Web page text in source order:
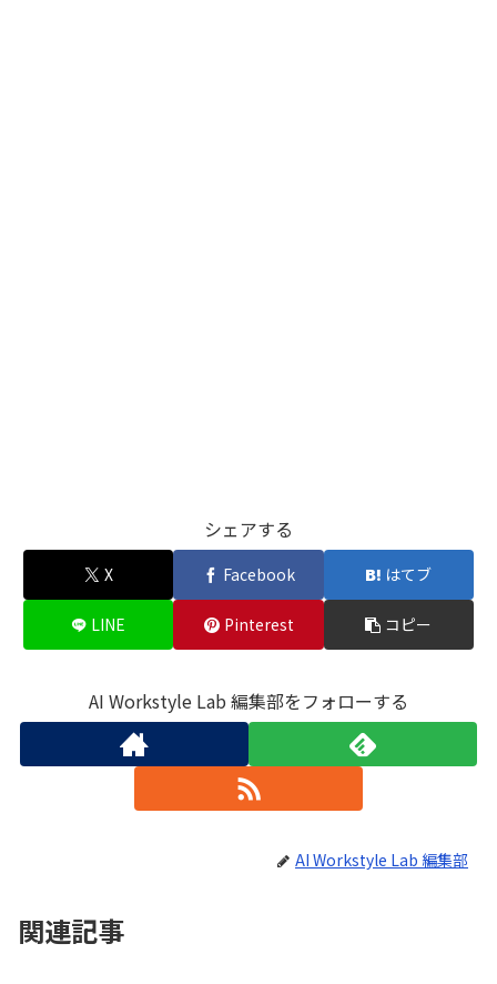
シェアする
X Facebook はてブ
LINE Pinterest コピー
AI Workstyle Lab 編集部をフォローする
AI Workstyle Lab 編集部
関連記事